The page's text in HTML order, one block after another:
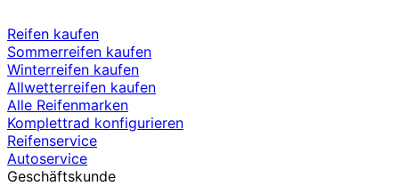
Reifen kaufen
Sommerreifen kaufen
Winterreifen kaufen
Allwetterreifen kaufen
Alle Reifenmarken
Komplettrad konfigurieren
Reifenservice
Autoservice
Geschäftskunde